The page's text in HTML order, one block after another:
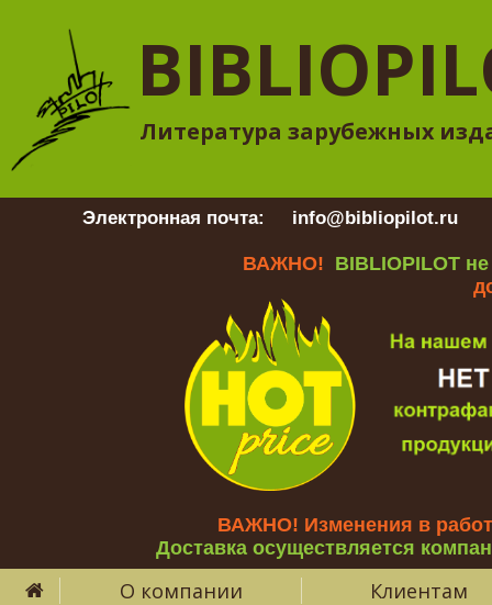
Литература зарубежных
Электронная почта: info@bibliopilot.ru
ВАЖНО! BIBLIOPILOT
ВАЖНО! Изменения в
Доставка осуществляется
О компании Клиентам